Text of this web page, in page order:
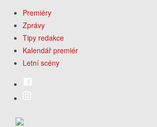
Premiéry
Zprávy
Tipy redakce
Kalendář premiér
Letní scény